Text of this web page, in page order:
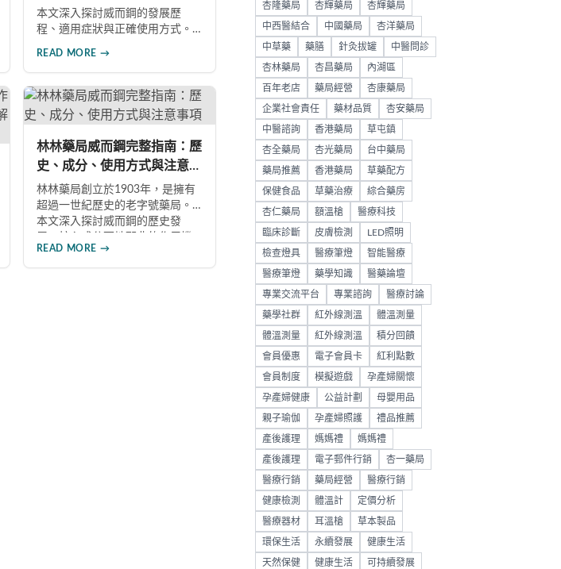
本文深入探討威而鋼的發展歷
程、適用症狀與正確使用方式。
使用注意事項、可能的副作用，
以及相關研究成果，幫助讀者全
面了解這類藥物並在醫師指導下
做出明智決定。
READ MORE →
林林藥局威而鋼完整指南：歷
史、成分、使用方式與注意事
項
林林藥局創立於1903年，是擁有
超過一世紀歷史的老字號藥局。
本文深入探討威而鋼的歷史發
制、正確使用方式（50mg與
100mg規格選擇）、服用注意事
READ MORE →
杏隆藥局 杏輝藥局 杏輝藥局
中西醫結合 中國藥局 杏洋藥局
中草藥 藥膳 針灸拔罐 中醫問診
杏林藥局 杏昌藥局 內湖區
百年老店 藥局經營 杏康藥局
企業社會責任 藥材品質 杏安藥局
中醫諮詢 香港藥局 草屯鎮
杏全藥局 杏光藥局 台中藥局
藥局推薦 香港藥局 草藥配方
保健食品 草藥治療 綜合藥房
杏仁藥局 額溫槍 醫療科技
臨床診斷 皮膚檢測 LED照明
檢查燈具 醫療筆燈 智能醫療
醫療筆燈 藥學知識 醫藥論壇
專業交流平台 專業諮詢 醫療討論
藥學社群 紅外線測溫 體溫測量
體溫測量 紅外線測溫 積分回饋
會員優惠 電子會員卡 紅利點數
會員制度 模擬遊戲 孕產婦關懷
孕產婦健康 公益計劃 母嬰用品
親子瑜伽 孕產婦照護 禮品推薦
產後護理 媽媽禮 媽媽禮
產後護理 電子郵件行銷 杏一藥局
醫療行銷 藥局經營 醫療行銷
健康檢測 體溫計 定價分析
醫療器材 耳溫槍 草本製品
環保生活 永續發展 健康生活
天然保健 健康生活 可持續發展